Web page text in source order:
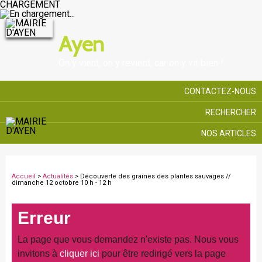
CHARGEMENT
Ayen
CONTACTEZ-NOUS
RECHERCHER
NOS ARTICLES
Accueil > Actualités > Découverte des graines des plantes sauvages //
dimanche 12 octobre 10 h - 12 h
Erreur
La page que vous demandez n'existe pas. Nous vous
invitons à cliquer ici pour être redirigé vers la page